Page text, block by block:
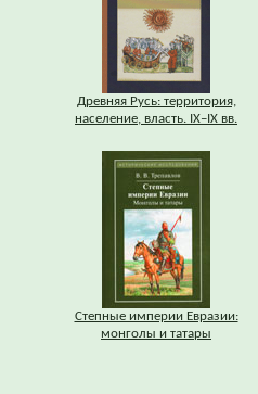
Древняя Русь: территория,
население, власть. IХ–IХ вв.
Степные империи Евразии:
монголы и татары